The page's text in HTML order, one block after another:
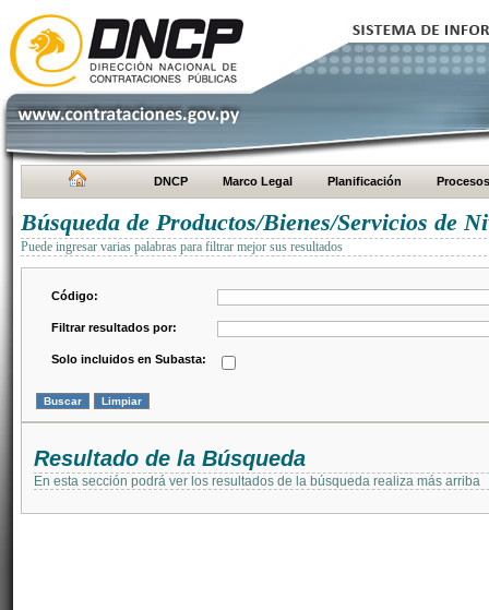
DNCP Marco Legal Planificación Procesos
Búsqueda de Productos/Bienes/Servicios de
Puede ingresar varias palabras para filtrar mejor sus resultados
Código:
Filtrar resultados por:
Solo incluidos en Subasta:
Resultado de la Búsqueda
En esta sección podrá ver los resultados de la búsqueda realiza más arriba